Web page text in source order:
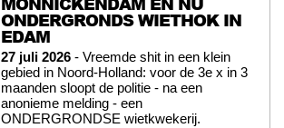
ONDERGRONDS WIETHOK IN
EDAM
27 juli 2026 - Vreemde shit in een klein
gebied in Noord-Holland: voor de 3e x in 3
maanden sloopt de politie - na een
anonieme melding - een
ONDERGRONDSE wietkwekerij.